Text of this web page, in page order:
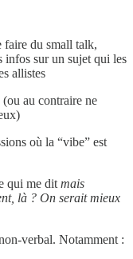
faire du small talk,
infos sur un sujet qui les
allistes
au contraire ne
où la “vibe” est
qui me dit mais
là ? On serait mieux
verbal. Notamment :